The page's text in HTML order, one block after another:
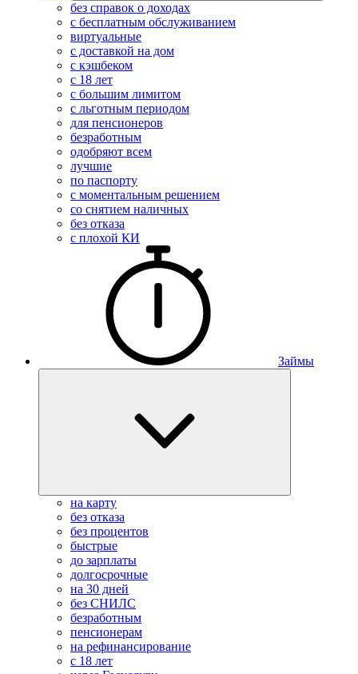
без справок о доходах
с бесплатным обслуживанием
виртуальные
с доставкой на дом
с кэшбеком
с 18 лет
с большим лимитом
с льготным периодом
для пенсионеров
безработным
одобряют всем
лучшие
по паспорту
с моментальным решением
со снятием наличных
без отказа
с плохой КИ
Займы
на карту
без отказа
без процентов
быстрые
до зарплаты
долгосрочные
на 30 дней
без СНИЛС
безработным
пенсионерам
на рефинансирование
с 18 лет